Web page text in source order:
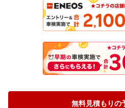
無料見積もりの